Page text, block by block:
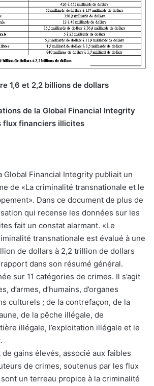
1,6 et 2,2 billions de dollars
de la Global Financial Integrity
flux financiers illicites
Global Financial Integrity publiait un
de «La criminalité transnationale et le
Dans ce document de plus de
qui recense les données sur les
fait un constat alarmant. «Le
transnationale est évalué à une
de dollars à 2,2 trillion de dollars
dans son résumé général.
sur 11 catégories de crimes. Il s’agit
d’armes, d’humains, d’organes
culturels ; de la contrefaçon, de la
de la pêche illégale, de
illégale, l’exploitation illégale et le
de gains élevés, associé aux faibles
de crimes, soutenus par les flux
un terreau propice à la criminalité